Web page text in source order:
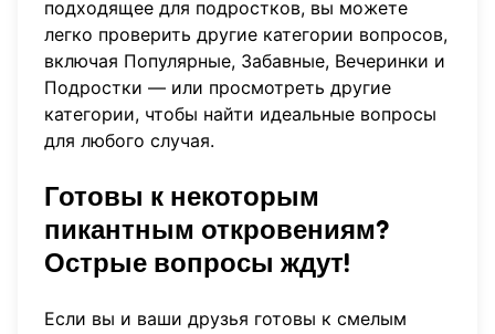
подходящее для подростков, вы можете
легко проверить другие категории вопросов,
включая Популярные, Забавные, Вечеринки и
Подростки — или просмотреть другие
категории, чтобы найти идеальные вопросы
для любого случая.
Готовы к некоторым
пикантным откровениям?
Острые вопросы ждут!
Если вы и ваши друзья готовы к смелым